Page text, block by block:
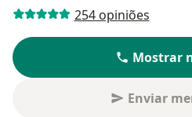
254 opiniões
Mostrar
Enviar